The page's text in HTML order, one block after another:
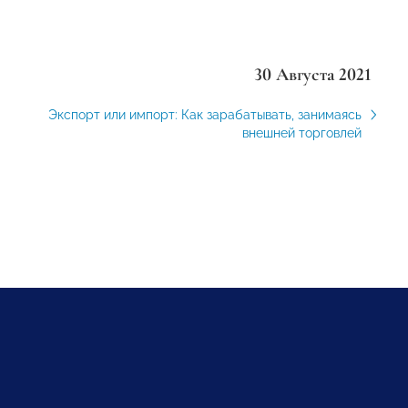
30 Августа 2021
Экспорт или импорт: Как зарабатывать, занимаясь
внешней торговлей